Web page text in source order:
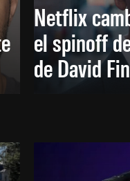
Netflix
el spinoff
de David